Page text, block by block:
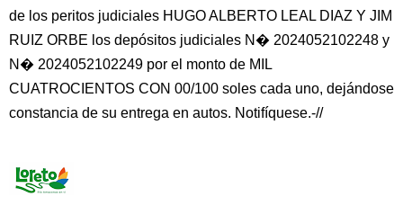
de los peritos judiciales HUGO ALBERTO LEAL DIAZ Y JIM
RUIZ ORBE los depósitos judiciales N� 2024052102248 y
N� 2024052102249 por el monto de MIL
CUATROCIENTOS CON 00/100 soles cada uno, dejándose
constancia de su entrega en autos. Notifíquese.-//